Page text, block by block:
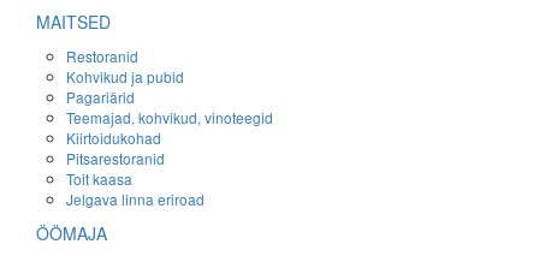
MAITSED
Restoranid
Kohvikud ja pubid
Pagariärid
Teemajad, kohvikud, vinoteegid
Kiirtoidukohad
Pitsarestoranid
Toit kaasa
Jelgava linna eriroad
ÖÖMAJA